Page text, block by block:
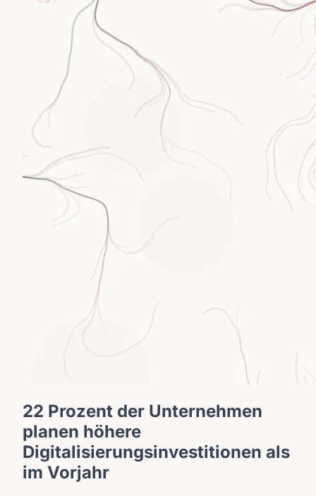
22 Prozent der Unternehmen
planen höhere
Digitalisierungsinvestitionen als
im Vorjahr